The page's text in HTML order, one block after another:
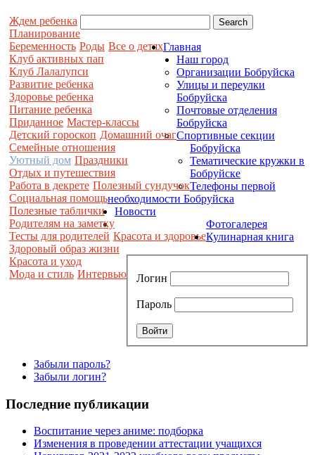
Ждем ребенка
Планирование
Беременность Роды Все о детях
Клуб активных пап
Клуб Лалалупси
Развитие ребенка
Здоровье ребенка
Питание ребенка
Приданное Мастер-классы
Детский гороскоп Домашний очаг
Семейные отношения
Уютный дом Праздники
Отдых и путешествия
Работа в декрете Полезный сундучок
Социальная помощь
Полезные таблички
Родителям на заметку
Тесты для родителей Красота и здоровье
Здоровый образ жизни
Красота и уход
Мода и стиль Интервью
Главная
Наш город
Организации Бобруйска
Улицы и переулки
Бобруйска
Почтовые отделения
Бобруйска
Спортивные секции
Бобруйска
Тематические кружки в
Бобруйске
Телефоны первой
необходимости Бобруйска
Новости
Фотогалерея
Кулинарная книга
Логин
Пароль
Забыли пароль?
Забыли логин?
Последние публикации
Воспитание через аниме: подборка
Изменения в проведении аттестации учащихся